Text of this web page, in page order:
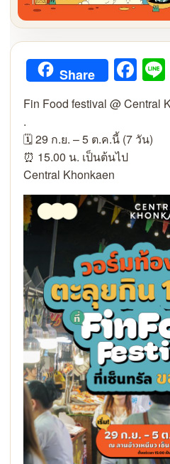
Share
Fin Food festival @ Central
.
🗓️ 29 ก.ย. – 5 ต.ค.นี้ (7 วัน)
⏰ 15.00 น. เป็นต้นไป
Central Khonkaen